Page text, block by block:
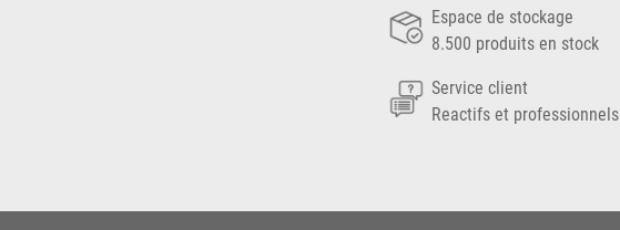
Espace de stockage
8.500 produits en stock
Service client
Reactifs et professionnels